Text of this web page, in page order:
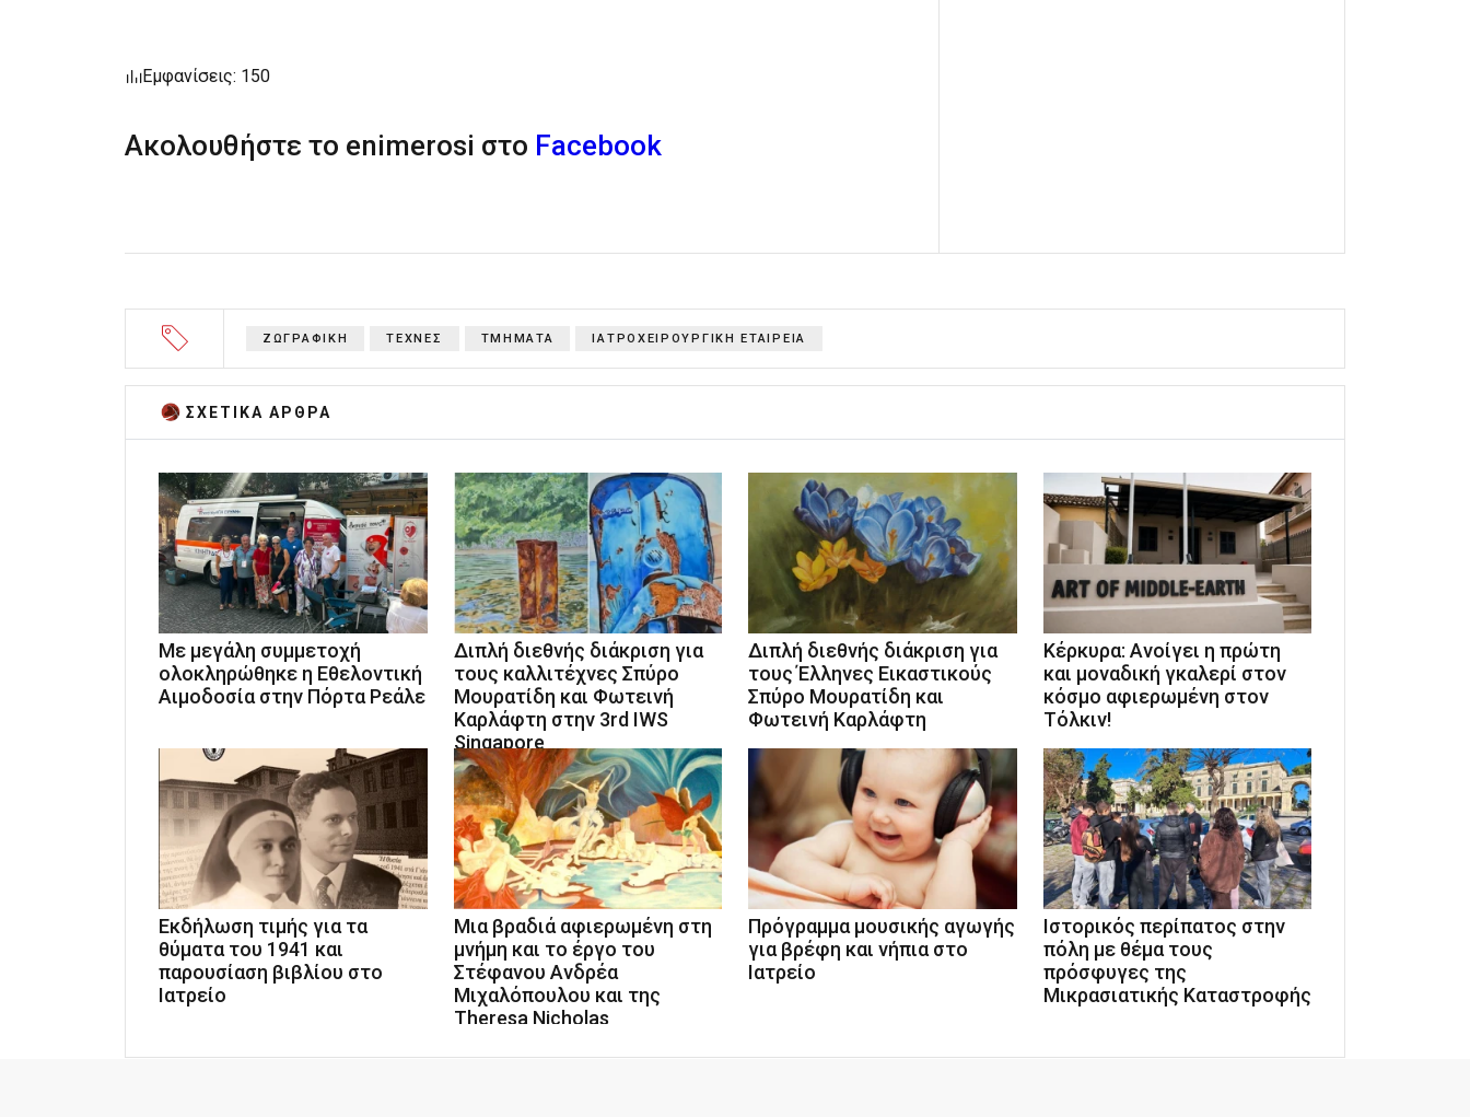
Εμφανίσεις: 150
Ακολουθήστε το enimerosi στο Facebook
ΖΩΓΡΑΦΙΚΗ ΤΕΧΝΕΣ ΤΜΗΜΑΤΑ ΙΑΤΡΟΧΕΙΡΟΥΡΓΙΚΗ ΕΤΑΙΡΕΙΑ
ΣΧΕΤΙΚA AΡΘΡΑ
Με μεγάλη συμμετοχή
ολοκληρώθηκε η Εθελοντική
Αιμοδοσία στην Πόρτα Ρεάλε
Διπλή διεθνής διάκριση για
τους καλλιτέχνες Σπύρο
Μουρατίδη και Φωτεινή
Καρλάφτη στην 3rd IWS
Singapore
Διπλή διεθνής διάκριση για
τους Έλληνες Εικαστικούς
Σπύρο Μουρατίδη και
Φωτεινή Καρλάφτη
Κέρκυρα: Ανοίγει η πρώτη
και μοναδική γκαλερί στον
κόσμο αφιερωμένη στον
Τόλκιν!
Εκδήλωση τιμής για τα
θύματα του 1941 και
παρουσίαση βιβλίου στο
Ιατρείο
Μια βραδιά αφιερωμένη στη
μνήμη και το έργο του
Στέφανου Ανδρέα
Μιχαλόπουλου και της
Theresa Nicholas
Πρόγραμμα μουσικής αγωγής
για βρέφη και νήπια στο
Ιατρείο
Ιστορικός περίπατος στην
πόλη με θέμα τους
πρόσφυγες της
Μικρασιατικής Καταστροφής